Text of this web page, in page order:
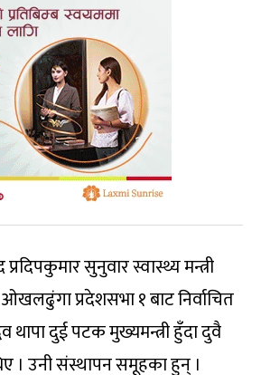
सुनुवार स्वास्थ्य मन्त्री
प्रदेशसभा १ बाट निर्वाचित
थापा दुई पटक मुख्यमन्त्री हुँदा दुवै
। उनी संस्थापन समूहका हुन् ।